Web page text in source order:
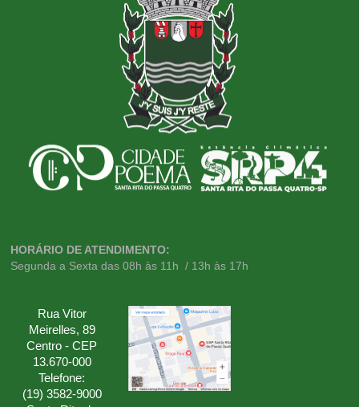
HORÁRIO DE ATENDIMENTO:
Segunda a Sexta das 08h às 11h / 13h às 17h
Rua Vitor
Meirelles, 89
Centro - CEP
13.670-000
Telefone:
(19) 3582-9000